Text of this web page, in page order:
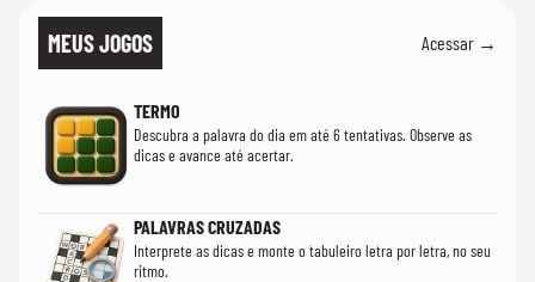
MEUS JOGOS Acessar →
TERMO
Descubra a palavra do dia em até 6 tentativas. Observe as
dicas e avance até acertar.
PALAVRAS CRUZADAS
Interprete as dicas e monte o tabuleiro letra por letra, no seu
ritmo.